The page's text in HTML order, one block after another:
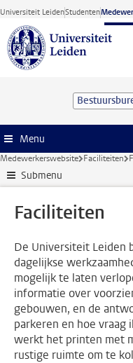
Ga direct naar de inhoud
Universiteit LeidenStudenten
Menu
Medewerkerswebsite Faciliteiten
Submenu
Faciliteiten
De Universiteit Leiden
dagelijkse
mogelijk te laten
informatie over
gebouwen, en de
parkeren en hoe vraag
werkt het printen met
rustige ruimte om te